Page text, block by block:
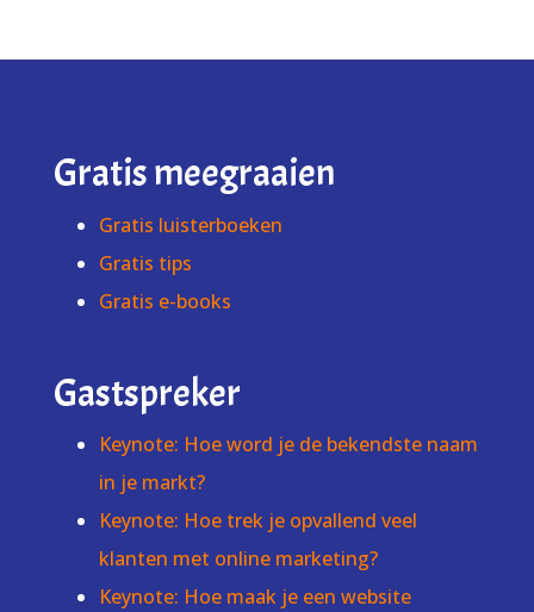
Gratis meegraaien
Gratis luisterboeken
Gratis tips
Gratis e-books
Gastspreker
Keynote: Hoe word je de bekendste naam
in je markt?
Keynote: Hoe trek je opvallend veel
klanten met online marketing?
Keynote: Hoe maak je een website